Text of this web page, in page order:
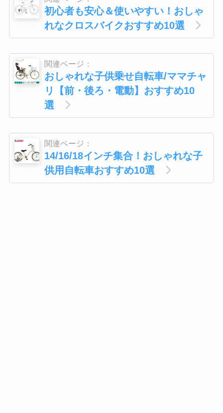
初心者も安心＆使いやすい！おしゃ
れなクロスバイクおすすめ10選
関連ページ：
おしゃれな子供乗せ自転車/ママチャ
リ【前・後ろ・電動】おすすめ10
選
関連ページ：
14/16/18インチ集合！おしゃれな子
供用自転車おすすめ10選